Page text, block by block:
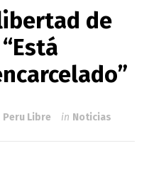
de
Peru Libre in Noticias